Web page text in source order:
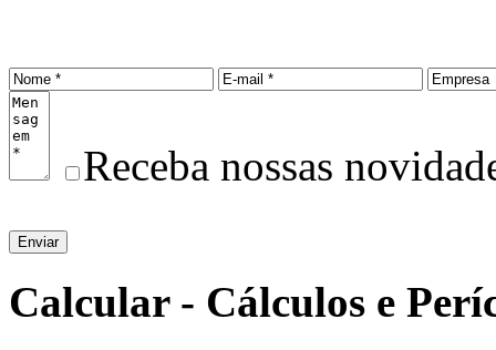
Receba nossas
Enviar
Calcular - Cálculos e